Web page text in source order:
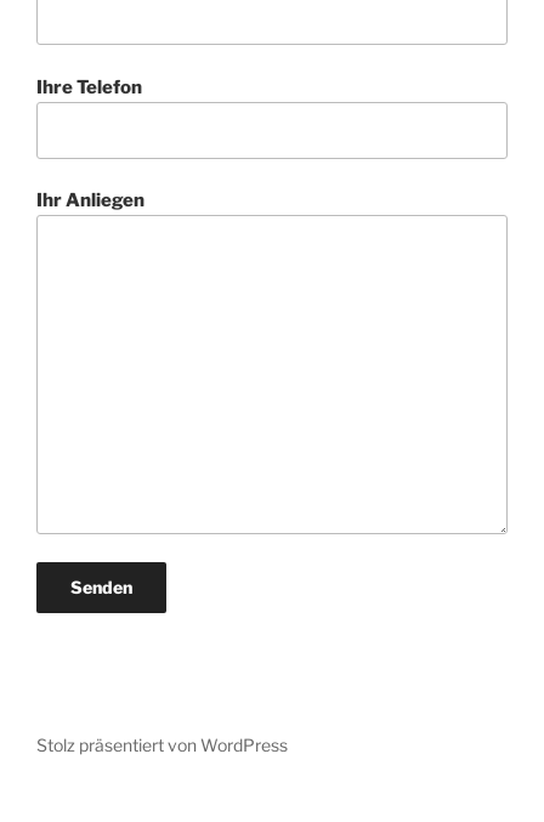
Ihre Telefon
Ihr Anliegen
Stolz präsentiert von WordPress